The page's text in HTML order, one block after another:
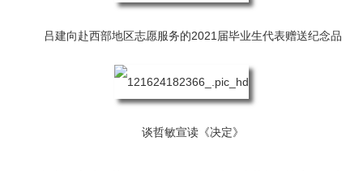
吕建向赴西部地区志愿服务的2021届毕业生代表赠送纪念品
谈哲敏宣读《决定》